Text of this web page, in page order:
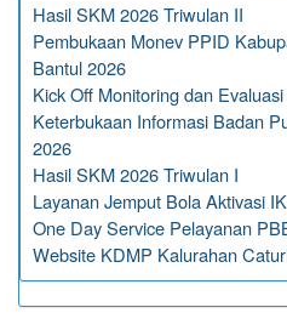
Hasil SKM 2026 Triwulan II
Pembukaan Monev PPID
Bantul 2026
Kick Off Monitoring dan Evaluasi
Keterbukaan Informasi Badan
2026
Hasil SKM 2026 Triwulan I
Layanan Jemput Bola Aktivasi
One Day Service Pelayanan
Website KDMP Kalurahan